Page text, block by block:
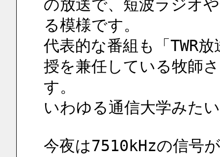
の放送で、短波ラジオ
る模様です。
代表的な番組も「TWR
授を兼任している牧師
す。
いわゆる通信大学みた
今夜は7510kHzの信号